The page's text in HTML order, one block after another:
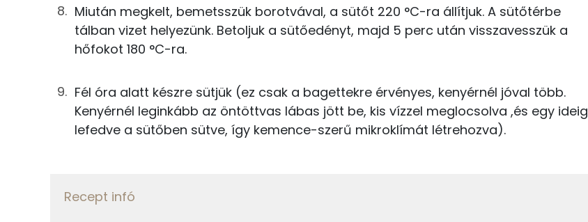
2gnapraforgómag
12 kcal
2g
szezámmag
Összesen 835 kcal
Egyszeresen telítetlen zsírsav:
Többszörösen telítetlen zsírsav
Ásványi anyagok
Miután megkelt, bemetsszük borotvával, a sütőt 220 °C-ra állítjuk. A sütőtérbe
tálban vizet helyezünk. Betoljuk a sütőedényt, majd 5 perc után visszavesszük a
hőfokot 180 °C-ra.
Fél óra alatt készre sütjük (ez csak a bagettekre érvényes, kenyérnél jóval több.
Kenyérnél leginkább az öntöttvas lábas jött be, kis vízzel meglocsolva ,és egy ideig
lefedve a sütőben sütve, így kemence-szerű mikroklímát létrehozva).
Recept infó